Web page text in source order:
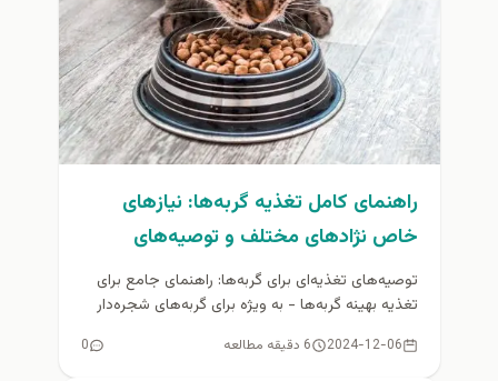
راهنمای کامل تغذیه گربه‌ها: نیازهای
خاص نژادهای مختلف و توصیه‌های
کاربردی
توصیه‌های تغذیه‌ای برای گربه‌ها: راهنمای جامع برای
تغذیه بهینه گربه‌ها - به ویژه برای گربه‌های شجره‌دار
2024-12-06 6 دقیقه مطالعه 0